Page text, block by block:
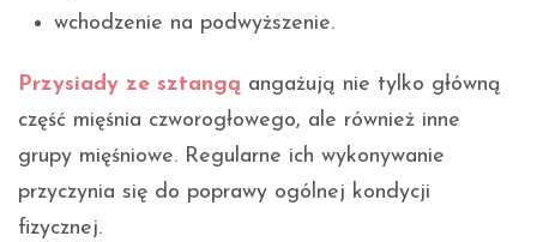
wchodzenie na podwyższenie.
Przysiady ze sztangą angażują nie tylko główną
część mięśnia czworogłowego, ale również inne
grupy mięśniowe. Regularne ich wykonywanie
przyczynia się do poprawy ogólnej kondycji
fizycznej.